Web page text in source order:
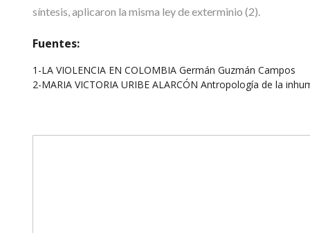
síntesis, aplicaron la misma ley de exterminio (2).
Fuentes:
1-LA VIOLENCIA EN COLOMBIA Germán Guzmán Campos
2-MARIA VICTORIA URIBE ALARCÓN Antropología de la